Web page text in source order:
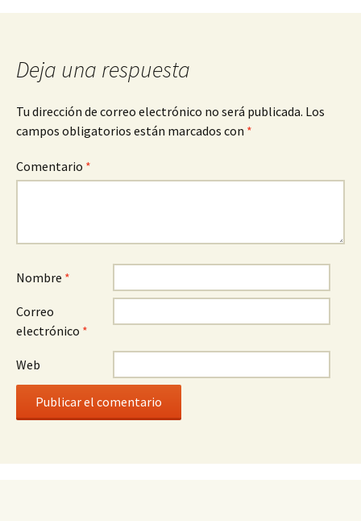
entradas
Deja una respuesta
Tu dirección de correo electrónico no será publicada. Los
campos obligatorios están marcados con *
Comentario *
Nombre *
Correo
electrónico *
Web